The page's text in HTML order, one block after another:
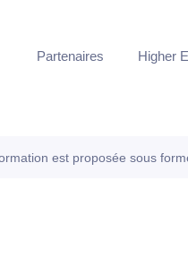
Partenaires Higher
est proposée sous